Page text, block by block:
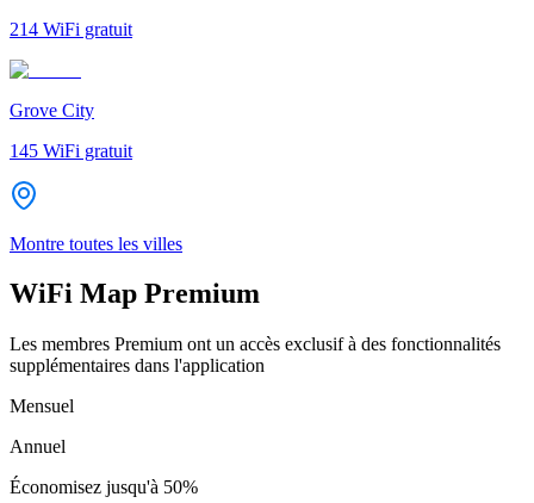
214 WiFi gratuit
Grove City
145 WiFi gratuit
Montre toutes les villes
WiFi Map Premium
Les membres Premium ont un accès exclusif à des fonctionnalités
supplémentaires dans l'application
Mensuel
Annuel
Économisez jusqu'à 50%